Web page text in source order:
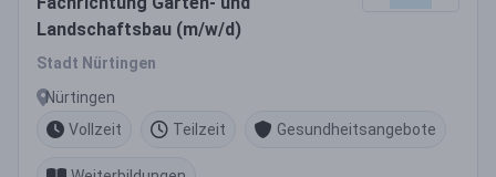
Landschaftsbau (m/w/d)
Stadt Nürtingen
Nürtingen
Vollzeit
Teilzeit Gesundheitsangebote